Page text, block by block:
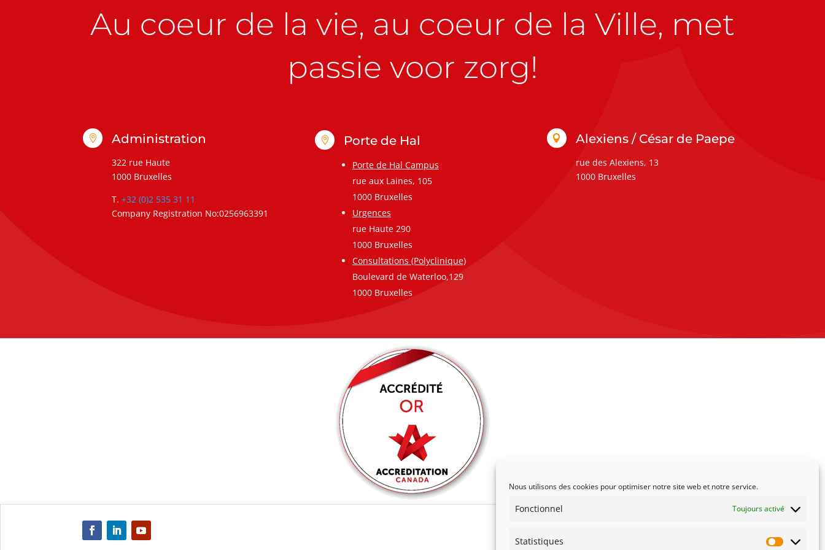
Nous utilisons des cookies pour optimiser notre site web et notre service.
Fonctionnel Toujours activé
Statistiques
Au coeur de la vie, au coeur de la Ville, met
passie voor zorg!
 Administration
322 rue Haute
1000 Bruxelles
T. +32 (0)2 535 31 11
Company Registration No:0256963391
 Porte de Hal
Porte de Hal Campus
rue aux Laines, 105
1000 Bruxelles
Urgences
rue Haute 290
1000 Bruxelles
Consultations (Polyclinique)
Boulevard de Waterloo,129
1000 Bruxelles
 Alexiens / César de Paepe
rue des Alexiens, 13
1000 Bruxelles